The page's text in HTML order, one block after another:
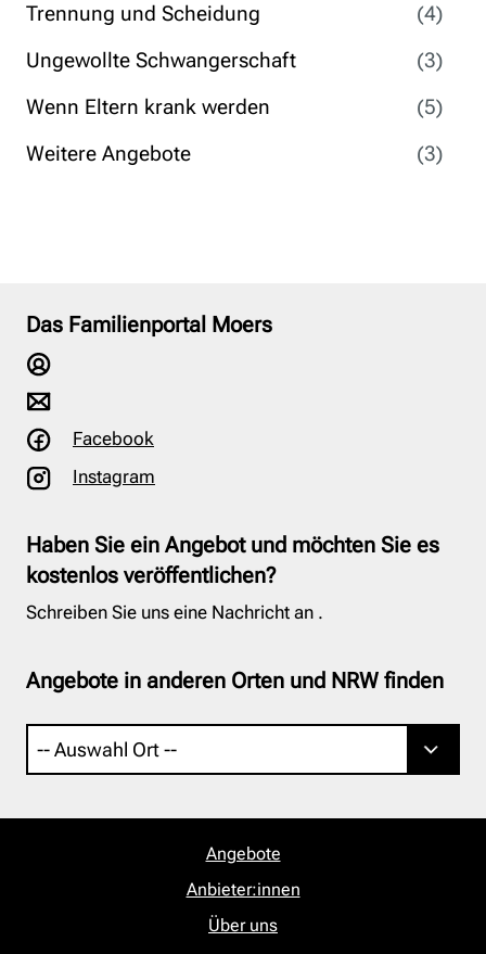
Trennung und Scheidung
(4)
Ungewollte Schwangerschaft
(3)
Wenn Eltern krank werden
(5)
Weitere Angebote
(3)
Das Familienportal Moers
Facebook
Instagram
Haben Sie ein Angebot und möchten Sie es
kostenlos veröffentlichen?
Schreiben Sie uns eine Nachricht an .
Angebote in anderen Orten und NRW finden
Angebote
Anbieter:innen
Über uns